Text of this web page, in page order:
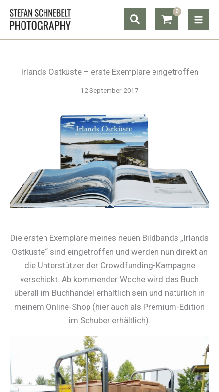
Zum
Inhalt
Suchen
Irlands Ostküste – erste Exemplare eingetroffen
12 September 2017
Die ersten Exemplare meines neuen Bildbands „Irlands
Ostküste“ sind eingetroffen und werden nun direkt an
die Unterstützer der Crowdfunding-Kampagne
verschickt. Ab kommender Woche wird das Buch
überall im Buchhandel erhältlich sein und natürlich in
meinem Online-Shop (hier auch als Premium-Edition
im Schuber erhältlich).